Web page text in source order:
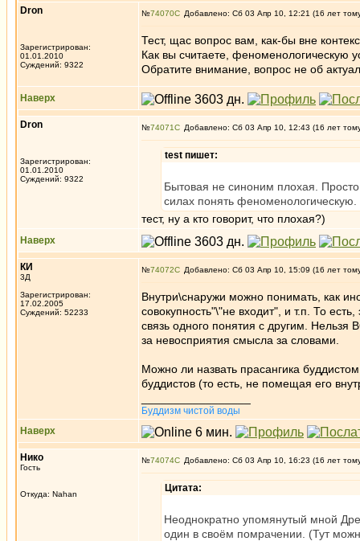
Dron
Зарегистрирован:
01.01.2010
Суждений: 9322
№74070 Добавлено: Сб 03 Апр 10, 12:21 (16 лет
Тест, щас вопрос вам, как-бы вне
Как вы считаете, феноменологическую
Обратите внимание, вопрос не об
Наверх
Dron
Зарегистрирован:
01.01.2010
Суждений: 9322
№74071 Добавлено: Сб 03 Апр 10, 12:43 (16 лет
test пишет:
Бытовая не синоним плохая.
силах понять феноменологическую.
тест, ну а кто говорит, что плохая?)
Наверх
КИ
3Д
Зарегистрирован:
17.02.2005
Суждений: 52233
№74072 Добавлено: Сб 03 Апр 10, 15:09 (16 лет
Внутри\снаружи можно понимать, как
совокупность"\"не входит", и т.п. То
связь одного понятия с другим. Нельзя
за невосприятия смысла за словами.
Можно ли назвать прасангика
буддистов (то есть, не помещая его
Буддизм чистой воды
Наверх
Нико
Гость
Откуда: Nahan
№74074 Добавлено: Сб 03 Апр 10, 16:23 (16 лет
Цитата:
Неоднократно упомянутый мной
один в своём помрачении. (Тут